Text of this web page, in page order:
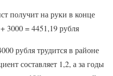
получит на руки в конце
3000 = 4451,19 рубля
рубля трудится в районе
составляет 1,2, а за годы